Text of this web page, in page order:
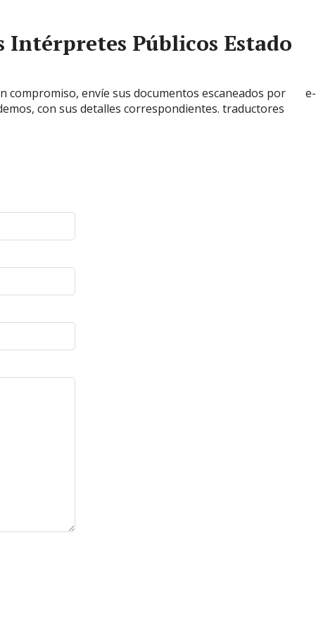
Intérpretes Públicos Estado
compromiso, envíe sus documentos escaneados por e-
con sus detalles correspondientes. traductores